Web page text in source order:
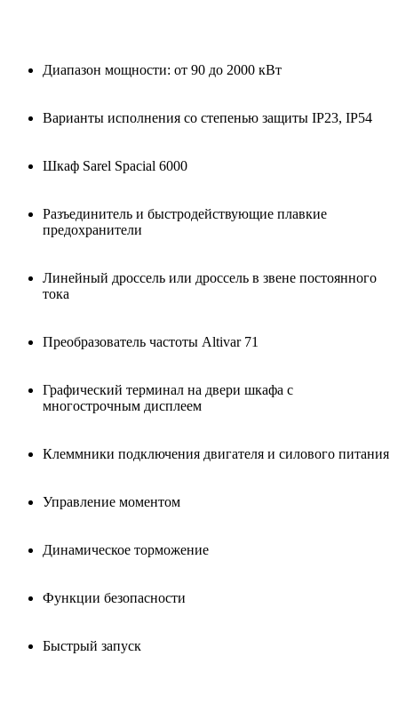
Диапазон мощности: от 90 до 2000 кВт
Варианты исполнения со степенью защиты IP23, IP54
Шкаф Sarel Spacial 6000
Разъединитель и быстродействующие плавкие
предохранители
Линейный дроссель или дроссель в звене постоянного
тока
Преобразователь частоты Altivar 71
Графический терминал на двери шкафа с
многострочным дисплеем
Клеммники подключения двигателя и силового питания
Управление моментом
Динамическое торможение
Функции безопасности
Быстрый запуск